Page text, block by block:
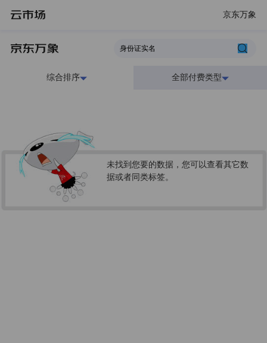
京东万象
综合排序 全部付费类型
未找到您要的数据，您可以查看其它数
据或者同类标签。